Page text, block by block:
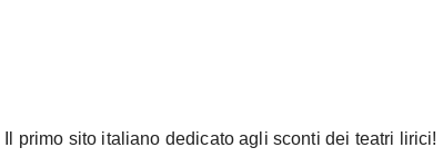
Il primo sito italiano dedicato agli sconti dei teatri lirici!